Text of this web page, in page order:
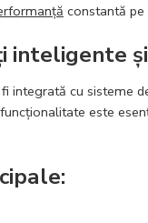
constantă
inteligente
integrată cu sisteme
este